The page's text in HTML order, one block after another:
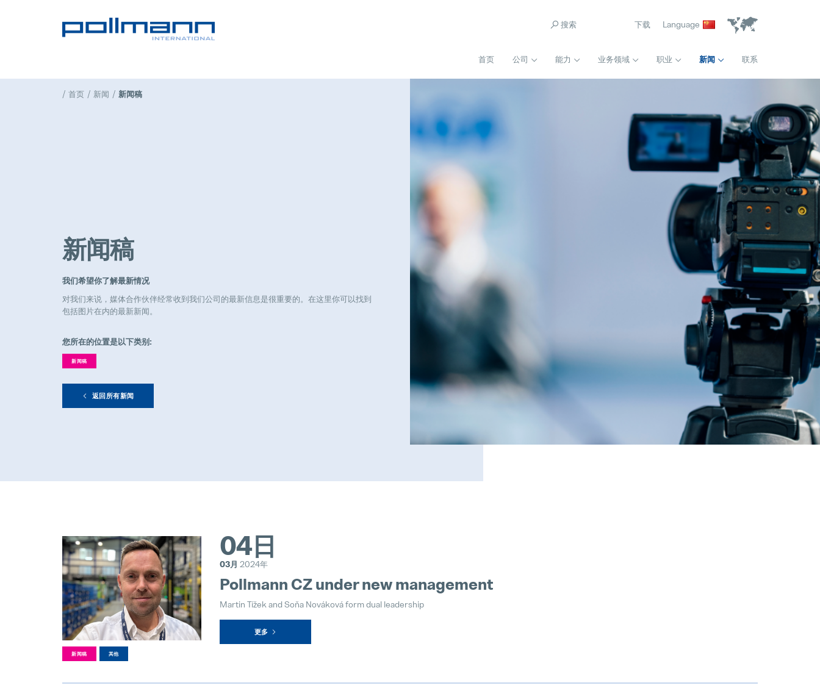
下载 Language
首页 公司 能力 业务领域 职业 新闻 联系
首页 新闻 新闻稿
新闻稿
我们希望你了解最新情况
对我们来说，媒体合作伙伴经常收到我们公司的最新信息是很重要的。在这里你可以找到
包括图片在内的最新新闻。
您所在的位置是以下类别:
新闻稿
返回所有新闻
新闻稿 其他
04日
03月 2024年
Pollmann CZ under new management
Martin Tížek and Soňa Nováková form dual leadership
更多